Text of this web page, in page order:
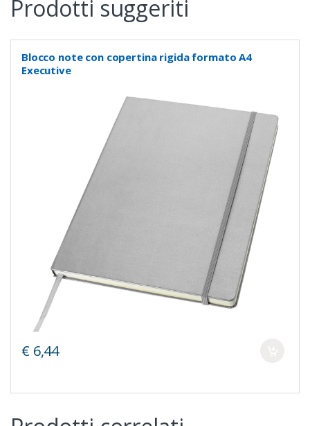
Prodotti suggeriti
Blocco note con copertina rigida formato A4
Executive
€ 6,44